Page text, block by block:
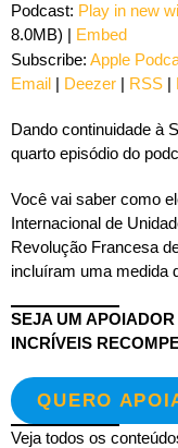
Podcast: Play in new
8.0MB) | Embed
Subscribe: Apple
Email | Deezer | RSS |
Dando continuidade à
quarto episódio do
Você vai saber como
Internacional de
Revolução Francesa
incluíram uma medida
SEJA UM
INCRÍVEIS
QUERO
Veja todos os